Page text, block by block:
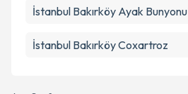
İstanbul Bakırköy Ayak Bunyonu
İstanbul Bakırköy Coxartroz